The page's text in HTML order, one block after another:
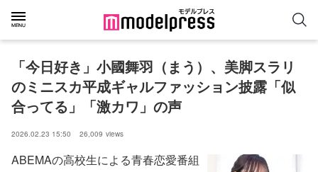
「今日好き」小國舞羽（まう）、美脚スラリ
のミニスカ平成ギャルファッション披露「似
合ってる」「激カワ」の声
2026.02.23 15:50 26,009 views
ABEMAの高校生による青春恋愛番組